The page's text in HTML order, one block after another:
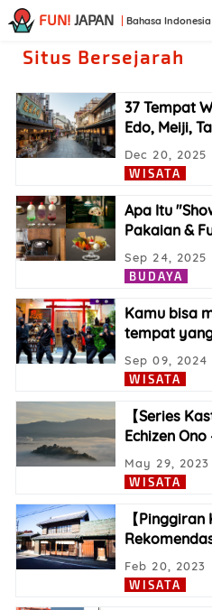
FUN! JAPAN Bahasa Indonesia
Situs Bersejarah
37 Tempat
Edo, Meiji,
WISATA
Dec 20, 2025
Apa Itu
Pakaian &
BUDAYA
Sep 24, 2025
Kamu bisa
tempat
WISATA
Sep 09, 2024
【Series
Echizen
WISATA
May 29, 2023
【Pinggiran
WISATA
Feb 20, 2023